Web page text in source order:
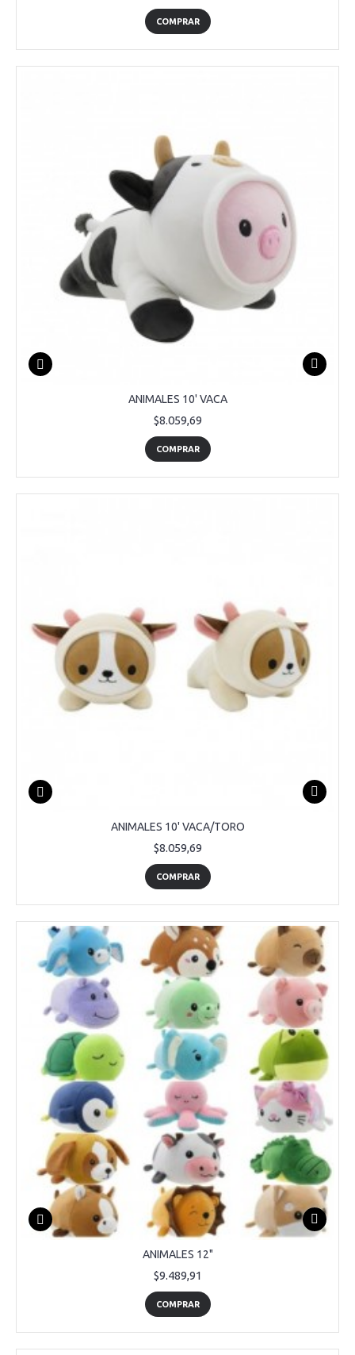
COMPRAR
ANIMALES 10' VACA
$8.059,69
COMPRAR
ANIMALES 10' VACA/TORO
$8.059,69
COMPRAR
ANIMALES 12"
$9.489,91
COMPRAR